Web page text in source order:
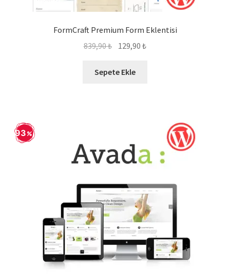
FormCraft Premium Form Eklentisi
839,90₺ Orijinal
839,90 ₺.
129,90₺Şu
Sepete Ekle
93